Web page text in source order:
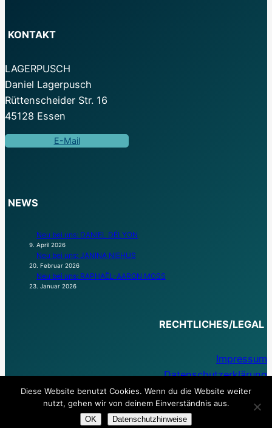
KONTAKT
LAGERPUSCH
Daniel Lagerpusch
Rüttenscheider Str. 16
45128 Essen
E-Mail
NEWS
Neu bei uns: DANIEL DÉLYON
9. April 2026
Neu bei uns: JANINA NIEHUS
20. Februar 2026
Neu bei uns: RAPHAËL-AARON MOSS
23. Januar 2026
RECHTLICHES/LEGAL
Impressum
Datenschutzerklärung
Diese Website benutzt Cookies. Wenn du die Website weiter
nutzt, gehen wir von deinem Einverständnis aus.
OK Datenschutzhinweise